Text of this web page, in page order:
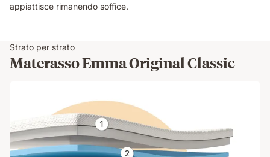
appiattisce rimanendo soffice.
Strato per strato
Materasso Emma Original Classic